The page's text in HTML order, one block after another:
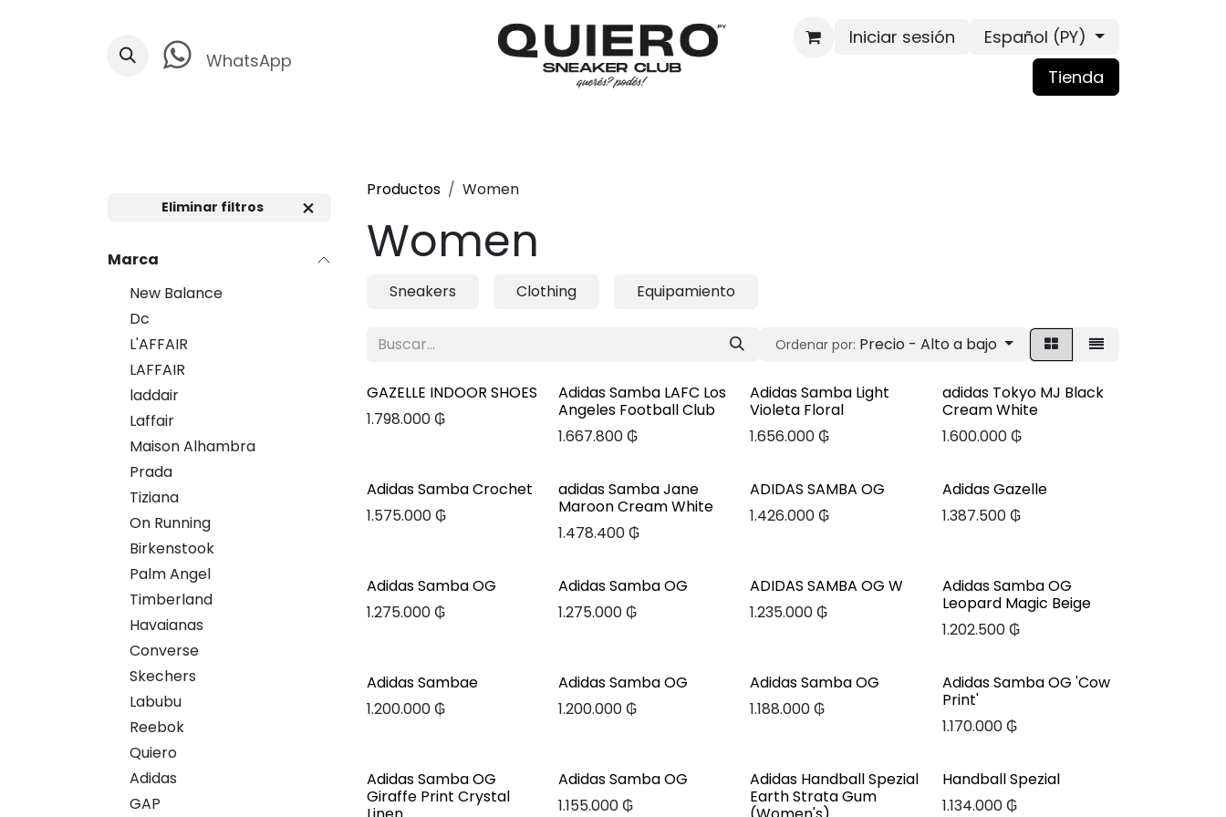
WhatsApp
Iniciar sesión
Español (PY)
Tienda
Eliminar filtros
Marca
New Balance
Dc
L'AFFAIR
LAFFAIR
laddair
Laffair
Maison Alhambra
Prada
Tiziana
On Running
Birkenstook
Palm Angel
Timberland
Havaianas
Converse
Skechers
Labubu
Reebok
Quiero
Adidas
GAP
Productos Women
Women
Sneakers Clothing Equipamiento
Ordenar por: Precio - Alto a bajo
GAZELLE INDOOR SHOES
1.798.000₲
Adidas Samba LAFC Los
Angeles Football Club
1.667.800₲
Adidas Samba Light
Violeta Floral
1.656.000₲
adidas Tokyo MJ Black
Cream White
1.600.000₲
Adidas Samba Crochet
1.575.000₲
adidas Samba Jane
Maroon Cream White
1.478.400₲
ADIDAS SAMBA OG
1.426.000₲
Adidas Gazelle
1.387.500₲
Adidas Samba OG
1.275.000₲
Adidas Samba OG
1.275.000₲
ADIDAS SAMBA OG W
1.235.000₲
Adidas Samba OG
Leopard Magic Beige
1.202.500₲
Adidas Sambae
1.200.000₲
Adidas Samba OG
1.200.000₲
Adidas Samba OG
1.188.000₲
Adidas Samba OG 'Cow
Print'
1.170.000₲
Adidas Samba OG
Giraffe Print Crystal
Adidas Samba OG
1.155.000₲
Adidas Handball Spezial
Earth Strata Gum
Handball Spezial
1.134.000₲